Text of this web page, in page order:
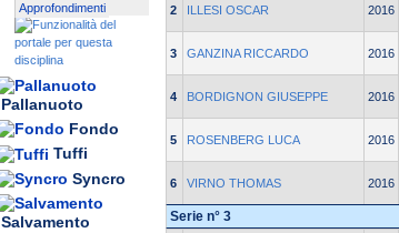
Approfondimenti
Pallanuoto
Fondo
Tuffi
Syncro
Salvamento
2 ILLESI OSCAR 2016
3 GANZINA RICCARDO 2016
4 BORDIGNON GIUSEPPE 2016
5 ROSENBERG LUCA 2016
6 VIRNO THOMAS 2016
Serie n° 3